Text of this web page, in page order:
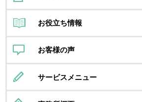
お役立ち情報
お客様の声
サービスメニュー